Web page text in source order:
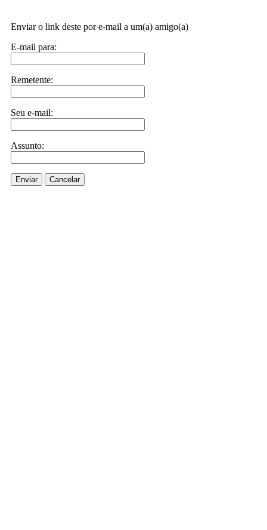
Enviar o link deste por e-mail a um(a) amigo(a)
E-mail para:
Remetente:
Seu e-mail:
Assunto:
Enviar Cancelar